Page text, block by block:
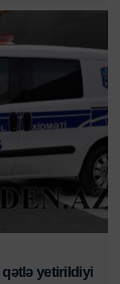
qətlə yetirildiyi